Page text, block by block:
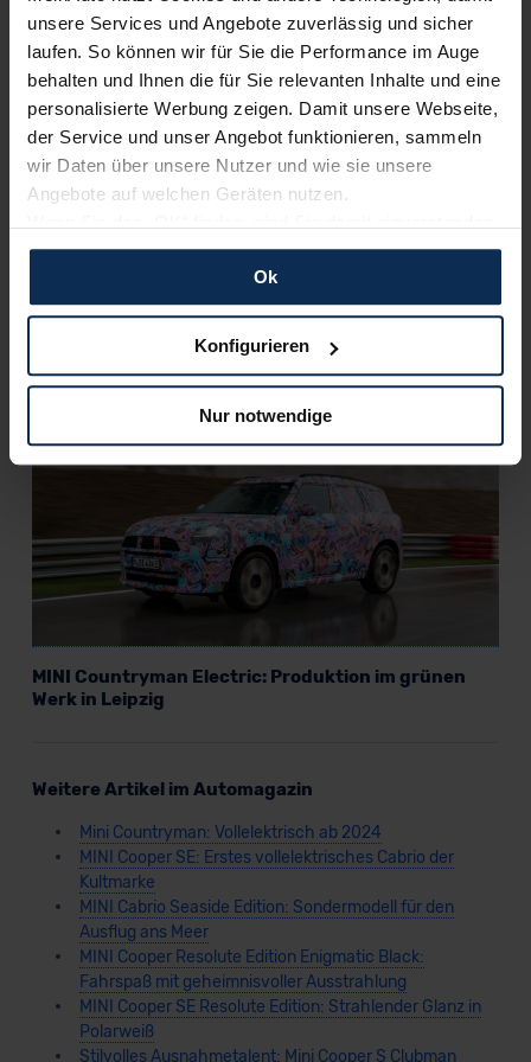
unsere Services und Angebote zuverlässig und sicher
laufen. So können wir für Sie die Performance im Auge
behalten und Ihnen die für Sie relevanten Inhalte und eine
personalisierte Werbung zeigen. Damit unsere Webseite,
der Service und unser Angebot funktionieren, sammeln
wir Daten über unsere Nutzer und wie sie unsere
Angebote auf welchen Geräten nutzen.
und erlauben uns Cookies für unseren Service zu
verwenden und diese Daten an Dritte weiterzugeben,
etwa an unsere Marketingpartner. Falls Sie dem nicht
zustimmen möchten, beschränken wir uns auf die
dann nicht auf Sie zuschneiden und Sie somit nicht
perfekt auf dem Weg zu Ihrem Neuwagen unterstützen.
Sie können die Einstellungen jederzeit anpassen oder
Für alle beschriebenen Technologien und Cookies gilt –
soweit keine detaillierteren Angaben erfolgen: Wir
beabsichtigen nicht, diese Daten an Empfänger
lassen. Soweit eine Übermittlung in ein Land außerhalb
der EU erfolgt, erfolgt dies ausschließlich auf der
Grundlage eines Angemessenheitsbeschlusses der EU-
DSGVO) oder wenn Sie hierzu Ihre Einwilligung freiwillig
Datenschutzklauseln können Sie über den Kontakt zu
unserem Datenschutzbeauftragten unter
datenschutz@meinauto.de anfordern.
Datenschutzerklärung|Impressum
Ok
Konfigurieren
Nur notwendige
Artikel lesen
KI-generiert
MINI: Spike wird digitaler Begleiter der neuen
Modelle
KI-generiert
MINI Countryman Electric: Produktion im grünen
Werk in Leipzig
Weitere Artikel im Automagazin
Mini Countryman: Vollelektrisch ab 2024
MINI Cooper SE: Erstes vollelektrisches Cabrio der
Kultmarke
MINI Cabrio Seaside Edition: Sondermodell für den
Ausflug ans Meer
MINI Cooper Resolute Edition Enigmatic Black:
Fahrspaß mit geheimnisvoller Ausstrahlung
MINI Cooper SE Resolute Edition: Strahlender Glanz in
Polarweiß
Stilvolles Ausnahmetalent: Mini Cooper S Clubman